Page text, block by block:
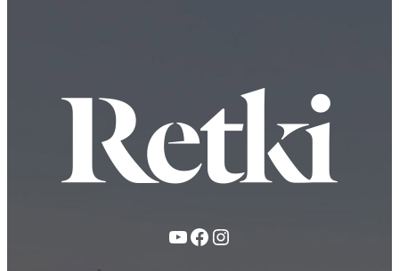
YouTube
FacebookInstagram